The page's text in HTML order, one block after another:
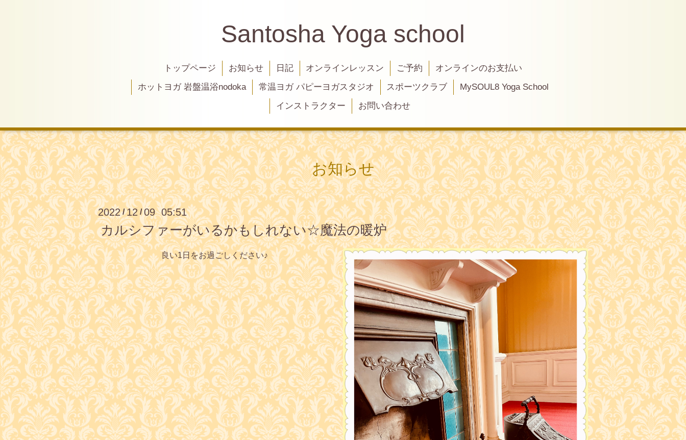
Santosha Yoga school
トップページ お知らせ 日記 オンラインレッスン ご予約
オンラインのお支払い
ホットヨガ 岩盤温浴nodoka
常温ヨガ パピーヨガスタジオ スポーツクラブ
MySOUL8 Yoga School
インストラクター
お問い合わせ
お知らせ
2022/12 /09 05:51
カルシファーがいるかもしれない☆魔法の暖炉
良い1日をお過ごしください♪